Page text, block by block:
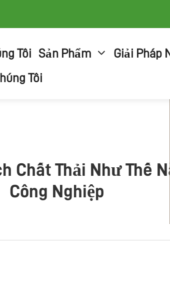
Tôi Sản Phẩm
Giải Pháp
Tôi
Chất Thải Như Thế
Công Nghiệp